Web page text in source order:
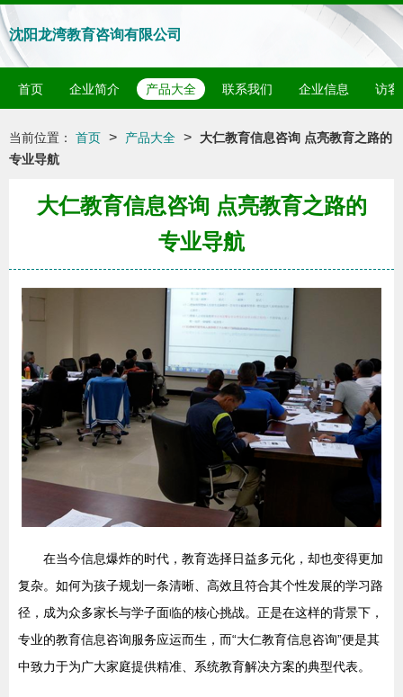
沈阳龙湾教育咨询有限公司
首页 企业简介 产品大全 联系我们 企业信息 访客
当前位置： 首页 > 产品大全 >
大仁教育信息咨询 点亮教育之路的
专业导航
大仁教育信息咨询 点亮教育之路的
专业导航
在当今信息爆炸的时代，教育选择日益多元化，却也变得更加
复杂。如何为孩子规划一条清晰、高效且符合其个性发展的学习路
径，成为众多家长与学子面临的核心挑战。正是在这样的背景下，
专业的教育信息咨询服务应运而生，而“大仁教育信息咨询”便是其
中致力于为广大家庭提供精准、系统教育解决方案的典型代表。